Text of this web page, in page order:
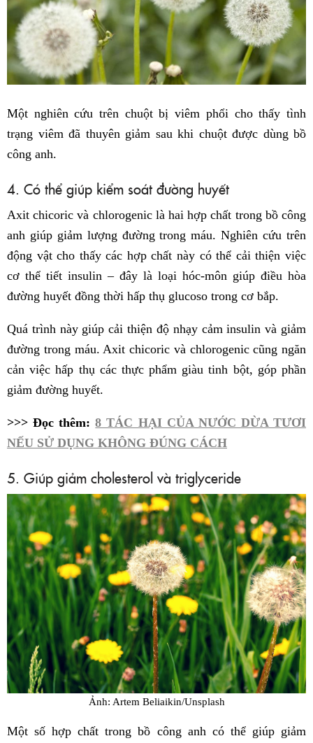
Một nghiên cứu trên chuột bị viêm phổi cho thấy tình
trạng viêm đã thuyên giảm sau khi chuột được dùng bồ
công anh.
4. Có thể giúp kiểm soát đường huyết
Axit chicoric và chlorogenic là hai hợp chất trong bồ công
anh giúp giảm lượng đường trong máu. Nghiên cứu trên
động vật cho thấy các hợp chất này có thể cải thiện việc
cơ thể tiết insulin – đây là loại hóc-môn giúp điều hòa
đường huyết đồng thời hấp thụ glucoso trong cơ bắp.
Quá trình này giúp cải thiện độ nhạy cảm insulin và giảm
đường trong máu. Axit chicoric và chlorogenic cũng ngăn
cản việc hấp thụ các thực phẩm giàu tinh bột, góp phần
giảm đường huyết.
>>> Đọc thêm:8 TÁC HẠI CỦA NƯỚC DỪA TƯƠI
NẾU SỬ DỤNG KHÔNG ĐÚNG CÁCH
5. Giúp giảm cholesterol và triglyceride
Ảnh: Artem Beliaikin/Unsplash
Một số hợp chất trong bồ công anh có thể giúp giảm